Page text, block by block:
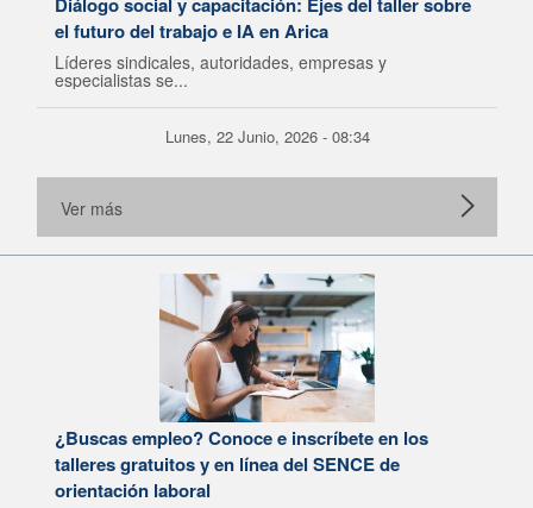
el futuro del trabajo e IA en Arica
Líderes sindicales, autoridades, empresas y
especialistas se...
Lunes, 22 Junio, 2026 - 08:34
Ver más
¿Buscas empleo? Conoce e inscríbete en los
talleres gratuitos y en línea del SENCE de
orientación laboral